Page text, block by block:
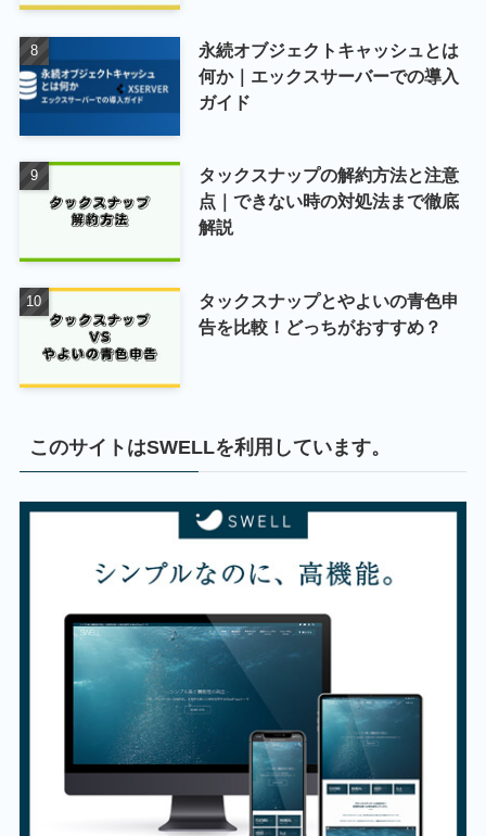
永続オブジェクトキャッシュとは
何か｜エックスサーバーでの導入
ガイド
タックスナップの解約方法と注意
点｜できない時の対処法まで徹底
解説
タックスナップとやよいの青色申
告を比較！どっちがおすすめ？
このサイトはSWELLを利用しています。